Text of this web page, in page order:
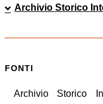
Archivio Storico
FONTI
Archivio Storico